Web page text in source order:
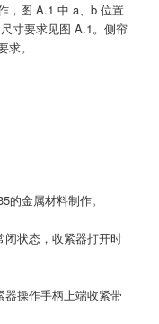
，图 A.1 中 a、b 位置
寸要求见图 A.1。侧帘
。
金属材料制作。
状态，收紧器打开时
操作手柄上端收紧带